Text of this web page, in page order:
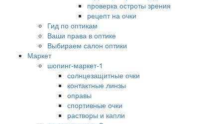
проверка остроты зрения
рецепт на очки
Гид по оптикам
Ваши права в оптике
Выбираем салон оптики
Маркет
шопинг-маркет-1
солнцезащитные очки
контактные линзы
оправы
спортивные очки
растворы и капли